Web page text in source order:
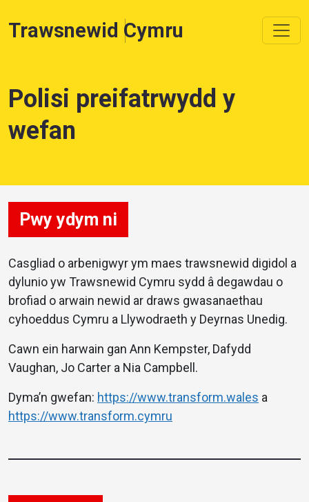
Trawsnewid Cymru
Polisi preifatrwydd y
wefan
Pwy ydym ni
Casgliad o arbenigwyr ym maes trawsnewid digidol a
dylunio yw Trawsnewid Cymru sydd â degawdau o
brofiad o arwain newid ar draws gwasanaethau
cyhoeddus Cymru a Llywodraeth y Deyrnas Unedig.
Cawn ein harwain gan Ann Kempster, Dafydd
Vaughan, Jo Carter a Nia Campbell.
Dyma’n gwefan: https://www.transform.wales a
https://www.transform.cymru